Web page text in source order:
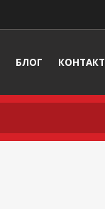
БЛОГ КОНТАКТ